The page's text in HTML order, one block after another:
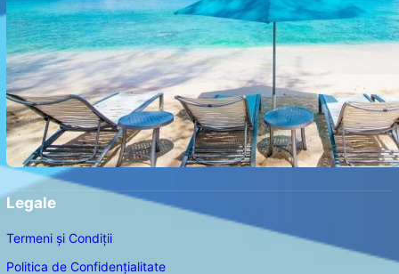
Legale
Termeni și Condiții
Politica de Confidențialitate